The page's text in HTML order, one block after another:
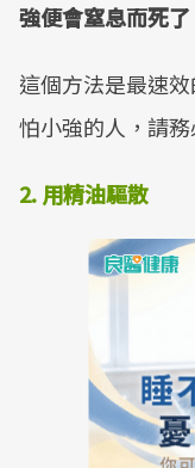
強便會窒息而死了
這個方法是最速
怕小強的人，請務
2. 用精油驅散